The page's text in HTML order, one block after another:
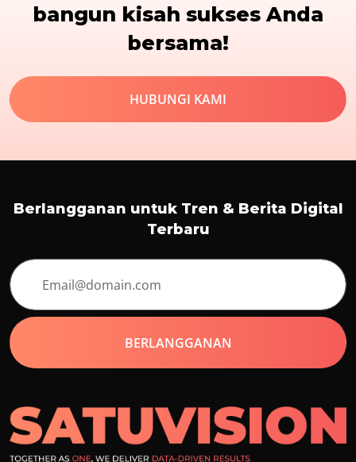
bangun kisah sukses Anda
bersama!
HUBUNGI KAMI
Berlangganan untuk Tren & Berita Digital
Terbaru